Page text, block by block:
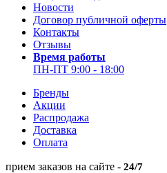
Новости
Договор публичной оферты
Контакты
Отзывы
Время работы
ПН-ПТ 9:00 - 18:00
Бренды
Акции
Распродажа
Доставка
Оплата
прием заказов на сайте - 24/7